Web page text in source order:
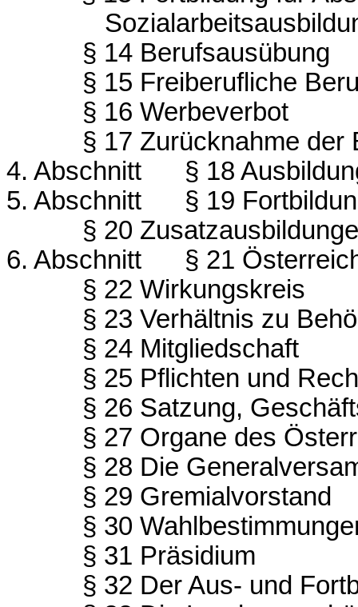
§ 14 Berufsausübung
§ 15 Freiberufliche
§ 16 Werbeverbot
§ 17 Zurücknahme der
4. Abschnitt
§ 18
5. Abschnitt
§ 19
§ 20
6. Abschnitt
§ 21
§ 22 Wirkungskreis
§ 23 Verhältnis zu
§ 24 Mitgliedschaft
§ 25 Pflichten und
§ 26 Satzung,
§ 27 Organe des
§ 28 Die
§ 29 Gremialvorstand
§ 30
§ 31 Präsidium
§ 32 Der Aus- und